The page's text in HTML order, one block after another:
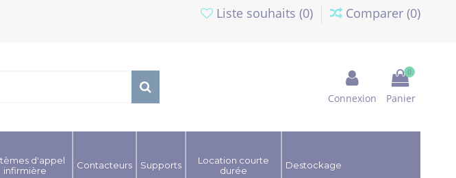
Liste souhaits (0) Comparer (0)
Connexion
0
Panier
d'appel
infirmière
Contacteurs Supports
Location courte
durée
Destockage